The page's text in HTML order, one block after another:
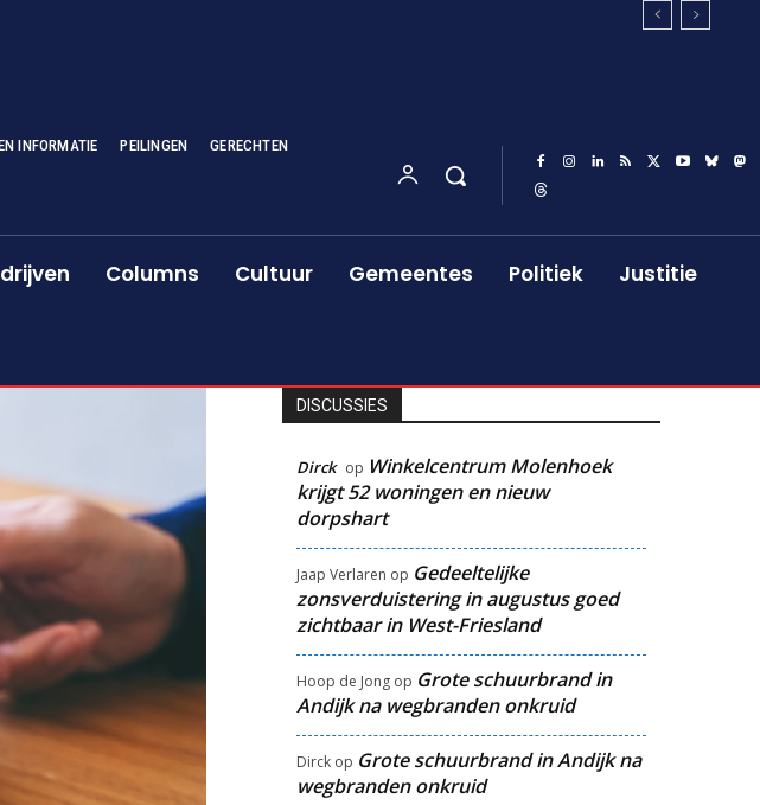
INFORMATIE PEILINGEN GERECHTEN
Columns Cultuur Gemeentes Politiek Justitie
DISCUSSIES
Dirck op Winkelcentrum Molenhoek
krijgt 52 woningen en nieuw
dorpshart
Jaap Verlaren op Gedeeltelijke
zonsverduistering in augustus goed
zichtbaar in West-Friesland
Hoop de Jongop Grote schuurbrand in
Andijk na wegbranden onkruid
Dirckop Grote schuurbrand in Andijk na
wegbranden onkruid